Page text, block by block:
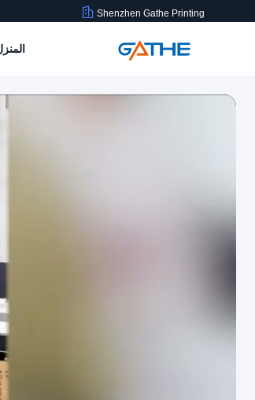
Shenzhen Gathe Printing